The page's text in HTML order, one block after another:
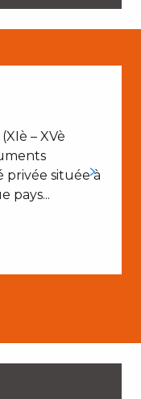
– XVè
privée située à
pays...